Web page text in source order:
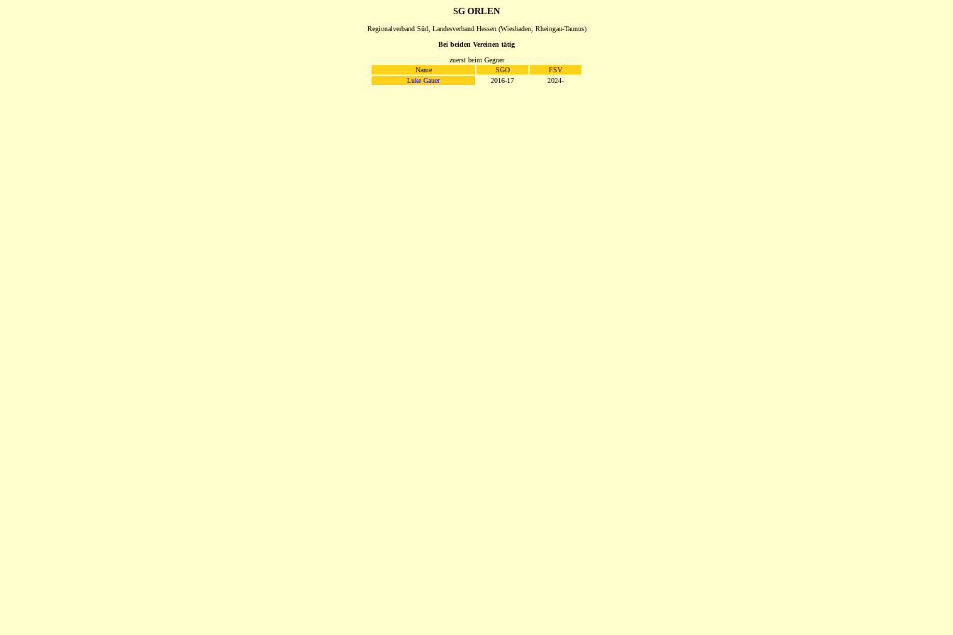
SG ORLEN
Regionalverband Süd, Landesverband Hessen (Wiesbaden, Rheingau-Taunus)
Bei beiden Vereinen tätig
zuerst beim Gegner
Name
SGO
FSV
Luke Gauer
2016-17 2024-